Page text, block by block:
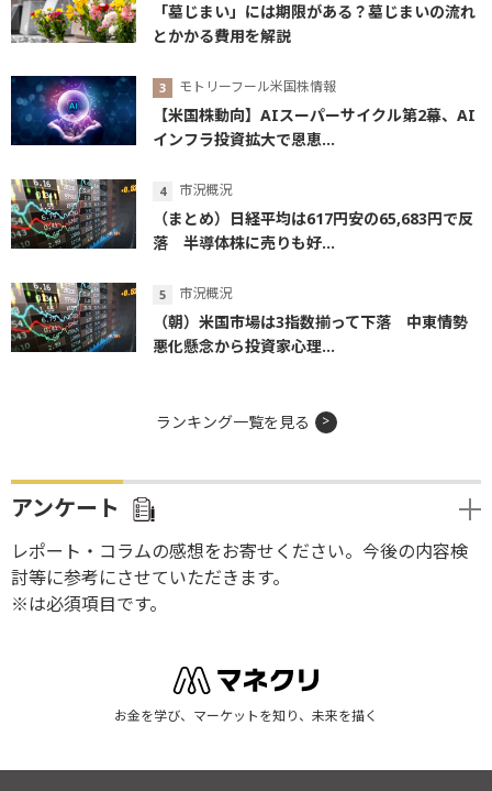
「墓じまい」には期限がある？墓じまいの流れ
とかかる費用を解説
モトリーフール米国株情報
【米国株動向】AIスーパーサイクル第2幕、AI
インフラ投資拡大で恩恵...
市況概況
（まとめ）日経平均は617円安の65,683円で反
落 半導体株に売りも好...
市況概況
（朝）米国市場は3指数揃って下落 中東情勢
悪化懸念から投資家心理...
ランキング一覧を見る
アンケート
レポート・コラムの感想をお寄せください。今後の内容検
討等に参考にさせていただきます。
※は必須項目です。
お金を学び、マーケットを知り、未来を描く